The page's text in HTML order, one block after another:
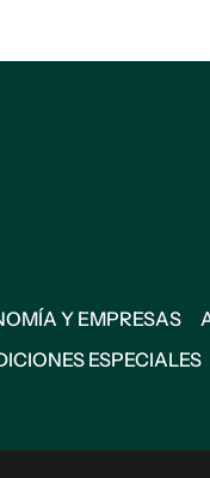
Y EMPRESAS
ESPECIALES